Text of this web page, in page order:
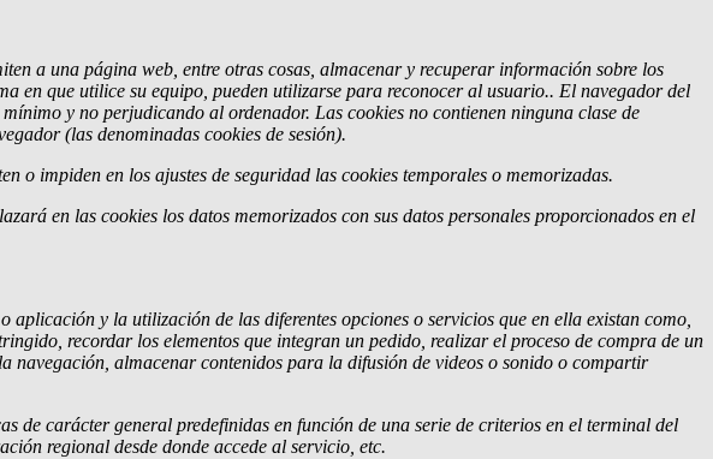
a una página web, entre otras cosas, almacenar y recuperar información sobre los
en que utilice su equipo, pueden utilizarse para reconocer al usuario.. El navegador del
y no perjudicando al ordenador. Las cookies no contienen ninguna clase de
(las denominadas cookies de sesión).
o impiden en los ajustes de seguridad las cookies temporales o memorizadas.
en las cookies los datos memorizados con sus datos personales proporcionados en el
y la utilización de las diferentes opciones o servicios que en ella existan como,
recordar los elementos que integran un pedido, realizar el proceso de compra de un
almacenar contenidos para la difusión de videos o sonido o compartir
de carácter general predefinidas en función de una serie de criterios en el terminal del
regional desde donde accede al servicio, etc.